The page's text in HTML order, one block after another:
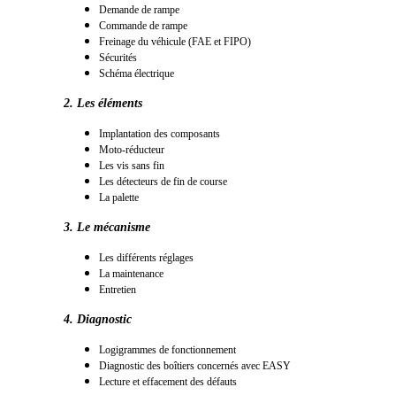
Demande de rampe
Commande de rampe
Freinage du véhicule (FAE et FIPO)
Sécurités
Schéma électrique
2. Les éléments
Implantation des composants
Moto-réducteur
Les vis sans fin
Les détecteurs de fin de course
La palette
3. Le mécanisme
Les différents réglages
La maintenance
Entretien
4. Diagnostic
Logigrammes de fonctionnement
Diagnostic des boîtiers concernés avec EASY
Lecture et effacement des défauts